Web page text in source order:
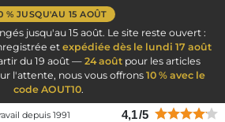
% JUSQU'AU 15 AOÛT
jusqu'au 15 août. Le site reste ouvert :
et expédiée dès le lundi 17 août
du 19 août —24 aoûtpour les articles
l'attente, nous vous offrons 10 % avec le
code AOUT10.
depuis 1991 4,1/5